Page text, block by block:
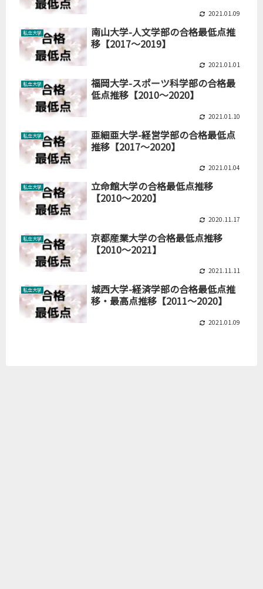
2021.01.09
私立大学
南山大学-人文学部の合格最低点推
移【2017～2019】
2021.01.01
私立大学
福岡大学-スポーツ科学部の合格最
低点推移【2010～2020】
2021.01.10
私立大学
亜細亜大学-経営学部の合格最低点
推移【2017～2020】
2021.01.04
私立大学
立命館大学の合格最低点推移
【2010～2020】
2020.11.17
私立大学
京都産業大学の合格最低点推移
【2010～2021】
2021.11.11
私立大学
城西大学-経済学部の合格最低点推
移・最高点推移【2011～2020】
2021.01.09